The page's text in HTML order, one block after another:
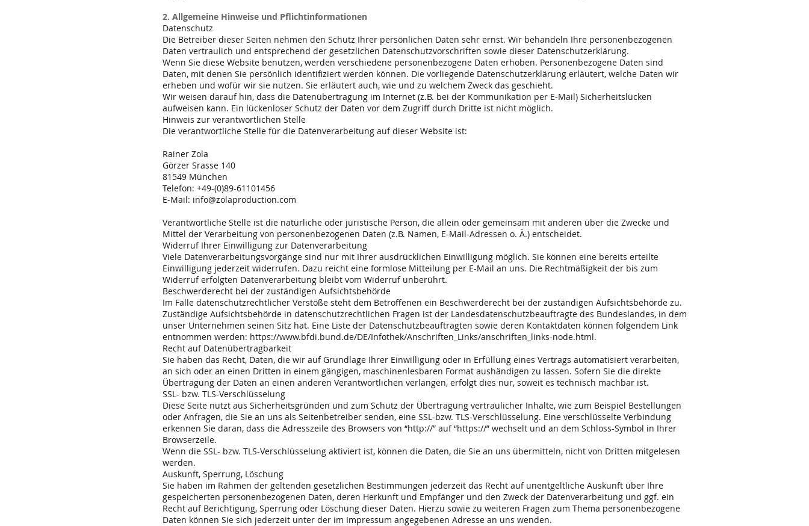
2. Allgemeine Hinweise und Pflichtinformationen
Datenschutz
Die Betreiber dieser Seiten nehmen den Schutz Ihrer persönlichen Daten sehr ernst. Wir behandeln Ihre personenbezogenen
Daten vertraulich und entsprechend der gesetzlichen Datenschutzvorschriften sowie dieser Datenschutzerklärung.
Wenn Sie diese Website benutzen, werden verschiedene personenbezogene Daten erhoben. Personenbezogene Daten sind
Daten, mit denen Sie persönlich identifiziert werden können. Die vorliegende Datenschutzerklärung erläutert, welche Daten wir
erheben und wofür wir sie nutzen. Sie erläutert auch, wie und zu welchem Zweck das geschieht.
Wir weisen darauf hin, dass die Datenübertragung im Internet (z.B. bei der Kommunikation per E-Mail) Sicherheitslücken
aufweisen kann. Ein lückenloser Schutz der Daten vor dem Zugriff durch Dritte ist nicht möglich.
Hinweis zur verantwortlichen Stelle
Die verantwortliche Stelle für die Datenverarbeitung auf dieser Website ist:
Rainer Zola
Görzer Srasse 140
81549 München
Telefon: +49-(0)89-61101456
E-Mail: info@zolaproduction.com
Verantwortliche Stelle ist die natürliche oder juristische Person, die allein oder gemeinsam mit anderen über die Zwecke und
Mittel der Verarbeitung von personenbezogenen Daten (z.B. Namen, E-Mail-Adressen o. Ä.) entscheidet.
Widerruf Ihrer Einwilligung zur Datenverarbeitung
Viele Datenverarbeitungsvorgänge sind nur mit Ihrer ausdrücklichen Einwilligung möglich. Sie können eine bereits erteilte
Einwilligung jederzeit widerrufen. Dazu reicht eine formlose Mitteilung per E-Mail an uns. Die Rechtmäßigkeit der bis zum
Widerruf erfolgten Datenverarbeitung bleibt vom Widerruf unberührt.
Beschwerderecht bei der zuständigen Aufsichtsbehörde
Im Falle datenschutzrechtlicher Verstöße steht dem Betroffenen ein Beschwerderecht bei der zuständigen Aufsichtsbehörde zu.
Zuständige Aufsichtsbehörde in datenschutzrechtlichen Fragen ist der Landesdatenschutzbeauftragte des Bundeslandes, in dem
unser Unternehmen seinen Sitz hat. Eine Liste der Datenschutzbeauftragten sowie deren Kontaktdaten können folgendem Link
entnommen werden: https://www.bfdi.bund.de/DE/Infothek/Anschriften_Links/anschriften_links-node.html.
Recht auf Datenübertragbarkeit
Sie haben das Recht, Daten, die wir auf Grundlage Ihrer Einwilligung oder in Erfüllung eines Vertrags automatisiert verarbeiten,
an sich oder an einen Dritten in einem gängigen, maschinenlesbaren Format aushändigen zu lassen. Sofern Sie die direkte
Übertragung der Daten an einen anderen Verantwortlichen verlangen, erfolgt dies nur, soweit es technisch machbar ist.
SSL- bzw. TLS-Verschlüsselung
Diese Seite nutzt aus Sicherheitsgründen und zum Schutz der Übertragung vertraulicher Inhalte, wie zum Beispiel Bestellungen
oder Anfragen, die Sie an uns als Seitenbetreiber senden, eine SSL-bzw. TLS-Verschlüsselung. Eine verschlüsselte Verbindung
erkennen Sie daran, dass die Adresszeile des Browsers von “http://” auf “https://” wechselt und an dem Schloss-Symbol in Ihrer
Browserzeile.
Wenn die SSL- bzw. TLS-Verschlüsselung aktiviert ist, können die Daten, die Sie an uns übermitteln, nicht von Dritten mitgelesen
werden.
Auskunft, Sperrung, Löschung
Sie haben im Rahmen der geltenden gesetzlichen Bestimmungen jederzeit das Recht auf unentgeltliche Auskunft über Ihre
gespeicherten personenbezogenen Daten, deren Herkunft und Empfänger und den Zweck der Datenverarbeitung und ggf. ein
Recht auf Berichtigung, Sperrung oder Löschung dieser Daten. Hierzu sowie zu weiteren Fragen zum Thema personenbezogene
Daten können Sie sich jederzeit unter der im Impressum angegebenen Adresse an uns wenden.